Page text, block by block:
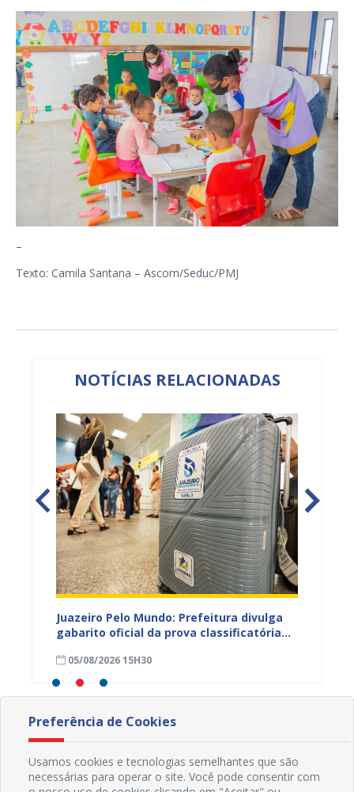
–
Texto: Camila Santana – Ascom/Seduc/PMJ
NOTÍCIAS RELACIONADAS
Juazeiro Pelo Mundo: Prefeitura divulga
gabarito oficial da prova classificatória
05/08/2026 15H30
Preferência de Cookies
Usamos cookies e tecnologias semelhantes que são
necessárias para operar o site. Você pode consentir com